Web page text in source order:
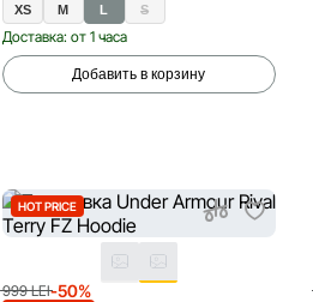
XS M L S
Доставка: от 1 часа
Добавить в корзину
HOT PRICE
999 LEI-50%